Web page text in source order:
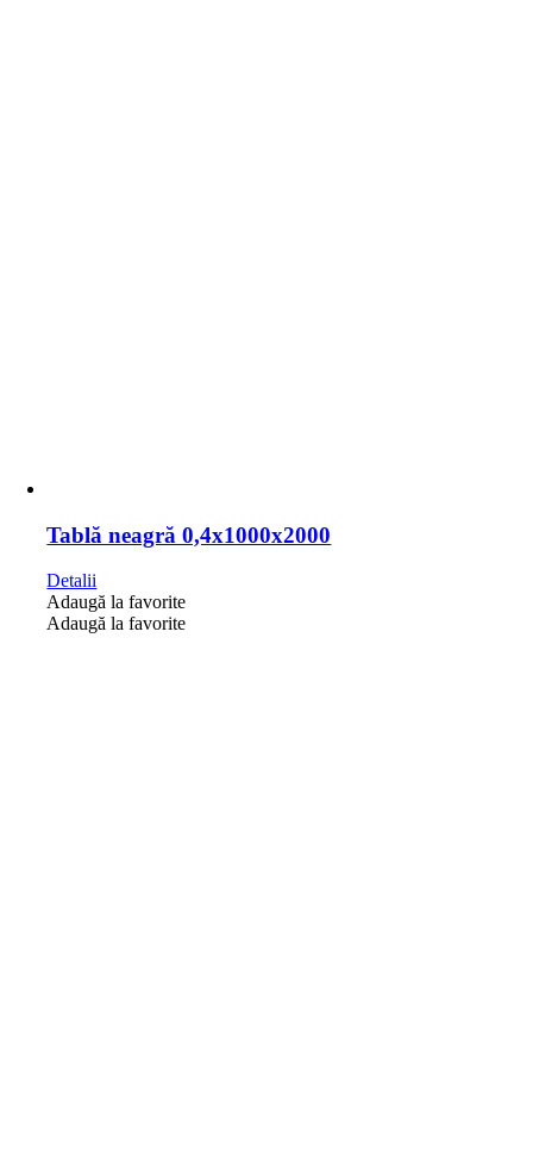
Tablă neagră 0,4x1000x2000
Detalii
Adaugă la favorite
Adaugă la favorite